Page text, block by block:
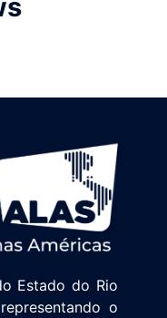
Estado do Rio
o